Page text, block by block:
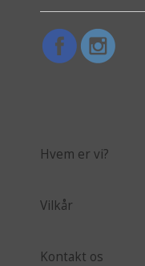
Hvem er vi?
Vilkår
Kontakt os